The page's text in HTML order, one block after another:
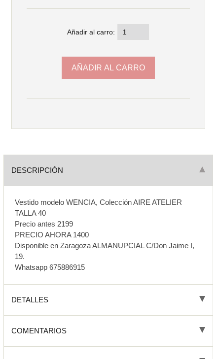
Añadir al carro:
DESCRIPCIÓN
Vestido modelo WENCIA, Colección AIRE ATELIER
TALLA 40
Precio antes 2199
PRECIO AHORA 1400
Disponible en Zaragoza ALMANUPCIAL C/Don Jaime I,
19.
Whatsapp 675886915
DETALLES
COMENTARIOS